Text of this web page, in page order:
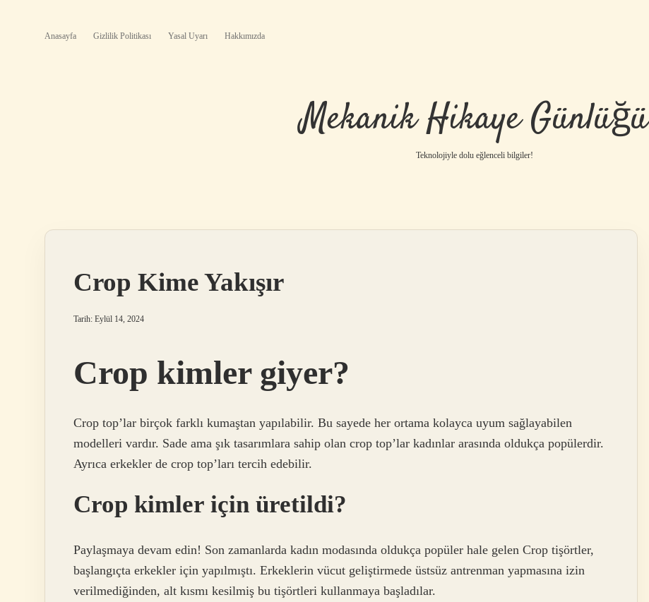
Anasayfa Gizlilik Politikası Yasal Uyarı Hakkımızda
Mekanik Hikaye Günlüğü
Teknolojiyle dolu eğlenceli bilgiler!
Crop Kime Yakışır
Tarih: Eylül 14, 2024
Crop kimler giyer?
Crop top’lar birçok farklı kumaştan yapılabilir. Bu sayede her ortama kolayca uyum sağlayabilen
modelleri vardır. Sade ama şık tasarımlara sahip olan crop top’lar kadınlar arasında oldukça popülerdir.
Ayrıca erkekler de crop top’ları tercih edebilir.
Crop kimler için üretildi?
Paylaşmaya devam edin! Son zamanlarda kadın modasında oldukça popüler hale gelen Crop tişörtler,
başlangıçta erkekler için yapılmıştı. Erkeklerin vücut geliştirmede üstsüz antrenman yapmasına izin
verilmediğinden, alt kısmı kesilmiş bu tişörtleri kullanmaya başladılar.